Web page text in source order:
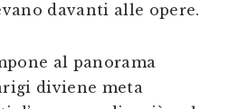
davanti alle opere.
al panorama
diviene meta